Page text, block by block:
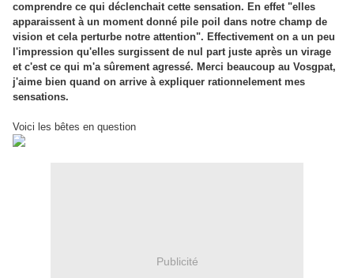
comprendre ce qui déclenchait cette sensation. En effet "elles
apparaissent à un moment donné pile poil dans notre champ de
vision et cela perturbe notre attention". Effectivement on a un peu
l'impression qu'elles surgissent de nul part juste après un virage
et c'est ce qui m'a sûrement agressé. Merci beaucoup au Vosgpat,
j'aime bien quand on arrive à expliquer rationnelement mes
sensations.
Voici les bêtes en question
Publicité